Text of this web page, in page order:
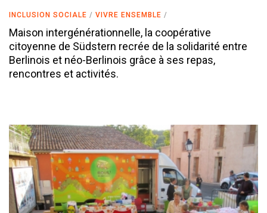
INCLUSION SOCIALE VIVRE ENSEMBLE
Maison intergénérationnelle, la coopérative
citoyenne de Südstern recrée de la solidarité entre
Berlinois et néo-Berlinois grâce à ses repas,
rencontres et activités.